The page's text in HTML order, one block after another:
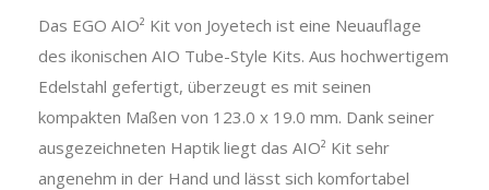
Das EGO AIO² Kit von Joyetech ist eine Neuauflage
des ikonischen AIO Tube-Style Kits. Aus hochwertigem
Edelstahl gefertigt, überzeugt es mit seinen
kompakten Maßen von 123.0 x 19.0 mm. Dank seiner
ausgezeichneten Haptik liegt das AIO² Kit sehr
angenehm in der Hand und lässt sich komfortabel